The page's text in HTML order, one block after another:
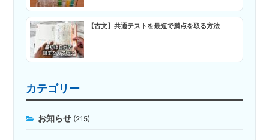
【古文】共通テストを最短で満点を取る方法
カテゴリー
お知らせ (215)